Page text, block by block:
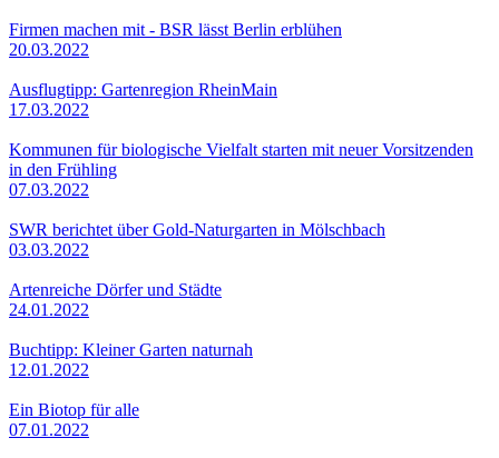
Firmen machen mit - BSR lässt Berlin erblühen
20.03.2022
Ausflugtipp: Gartenregion RheinMain
17.03.2022
Kommunen für biologische Vielfalt starten mit neuer Vorsitzenden
in den Frühling
07.03.2022
SWR berichtet über Gold-Naturgarten in Mölschbach
03.03.2022
Artenreiche Dörfer und Städte
24.01.2022
Buchtipp: Kleiner Garten naturnah
12.01.2022
Ein Biotop für alle
07.01.2022